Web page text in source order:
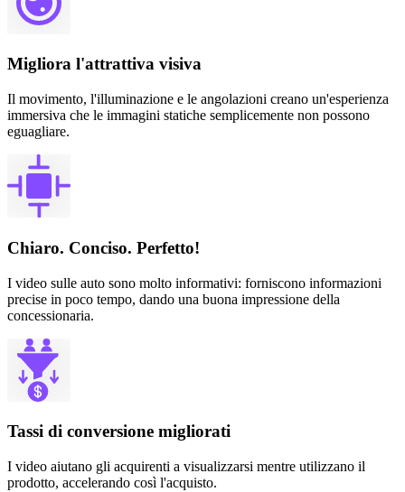
Migliora l'attrattiva visiva
Il movimento, l'illuminazione e le angolazioni creano un'esperienza
immersiva che le immagini statiche semplicemente non possono
eguagliare.
Chiaro. Conciso. Perfetto!
I video sulle auto sono molto informativi: forniscono informazioni
precise in poco tempo, dando una buona impressione della
concessionaria.
Tassi di conversione migliorati
I video aiutano gli acquirenti a visualizzarsi mentre utilizzano il
prodotto, accelerando così l'acquisto.